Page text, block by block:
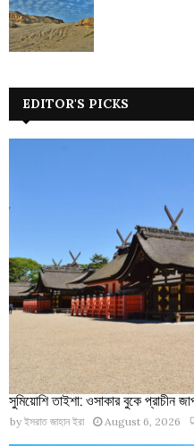
EDITOR'S PICKS
সুমিয়োশি তাইশা: ওসাকার বুকে প্রাচীন
by ইসরাত জাহান ইরা August 6, 2026